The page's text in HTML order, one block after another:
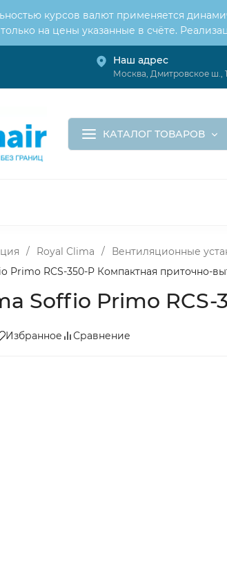
курсов валют применяется
на цены указанные в счёте.
Наш адрес
Москва, Дмитровское ш.,
КАТАЛОГ ТОВАРОВ
/ Royal Clima / Вентиляционные
Primo RCS-350-P Компактная приточно-
Soffio Primo
Избранное Сравнение